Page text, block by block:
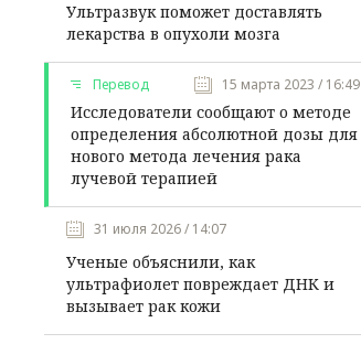
Ультразвук поможет доставлять
лекарства в опухоли мозга
Перевод 15 марта 2023 / 16:49
Исследователи сообщают о методе
определения абсолютной дозы для
нового метода лечения рака
лучевой терапией
31 июля 2026 / 14:07
Ученые объяснили, как
ультрафиолет повреждает ДНК и
вызывает рак кожи